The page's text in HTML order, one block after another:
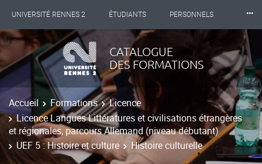
UNIVERSITÉ RENNES 2 ÉTUDIANTS PERSONNELS
INTERNATIONAL PROFESSIONNELS BIBLIOTHÈQUES
LES NOUVELLES DE RENNES 2
⸱⸱⸱
CATALOGUE
DES FORMATIONS
Accueil Formations
Licence
Licence Langues Littératures et civilisations étrangères
et régionales, parcours Allemand (niveau débutant)
UEF 5 : Histoire et culture
Histoire culturelle